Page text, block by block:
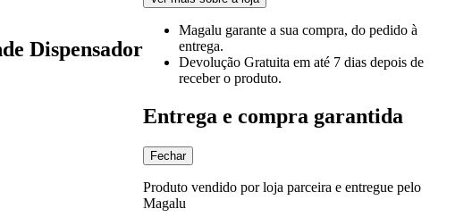
Dispensador
Magalu garante a sua compra, do pedido à
entrega.
Devolução Gratuita em até 7 dias depois de
receber o produto.
Entrega e compra garantida
Fechar
Produto vendido por loja parceira e entregue pelo
Magalu